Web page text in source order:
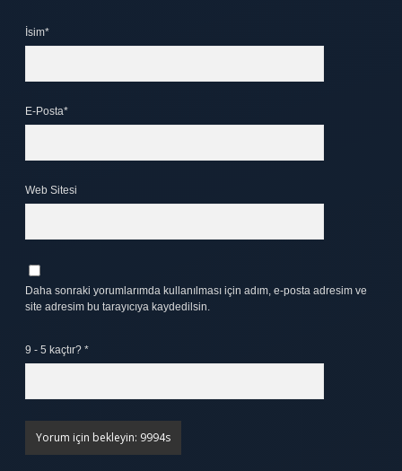
İsim*
E-Posta*
Web Sitesi
Daha sonraki yorumlarımda kullanılması için adım, e-posta adresim ve
site adresim bu tarayıcıya kaydedilsin.
9 - 5 kaçtır? *